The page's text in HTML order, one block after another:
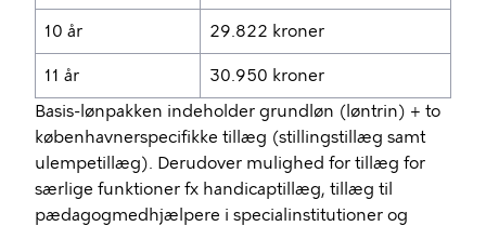
10 år 29.822 kroner
11 år
30.950 kroner
Basis-lønpakken indeholder grundløn (løntrin) + to
københavnerspecifikke tillæg (stillingstillæg samt
ulempetillæg). Derudover mulighed for tillæg for
særlige funktioner fx handicaptillæg, tillæg til
pædagogmedhjælpere i specialinstitutioner og